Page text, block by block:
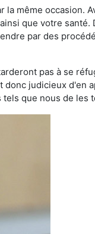
la même occasion.
que votre santé.
par des
pas à se
judicieux d'en
que nous de les